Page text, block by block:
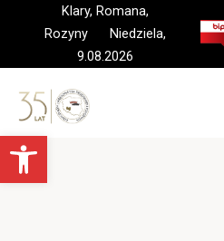
Otwórz pasek
Klary, Romana,
Rozyny Niedziela,
9.08.2026